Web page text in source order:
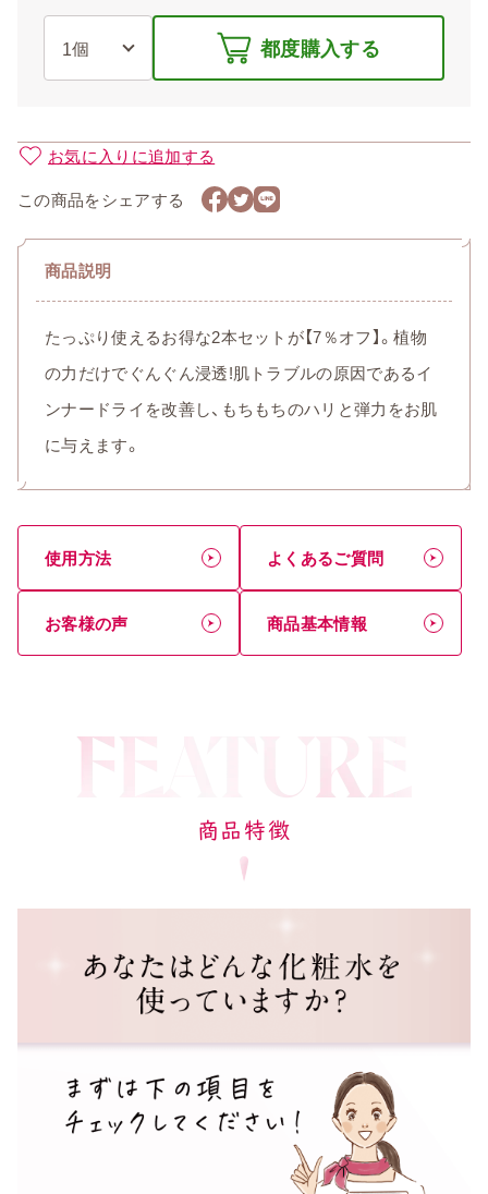
お気に入りに追加する
この商品をシェアする
商品説明
たっぷり使えるお得な2本セットが【7％オフ】。植物
の力だけでぐんぐん浸透!肌トラブルの原因であるイ
ンナードライを改善し、もちもちのハリと弾力をお肌
に与えます。
使用方法 よくあるご質問
お客様の声 商品基本情報
商品特徴
都度購入する